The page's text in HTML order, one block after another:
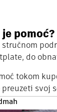
pomoć?
stručnom
do
tokom
preuzeti svoj